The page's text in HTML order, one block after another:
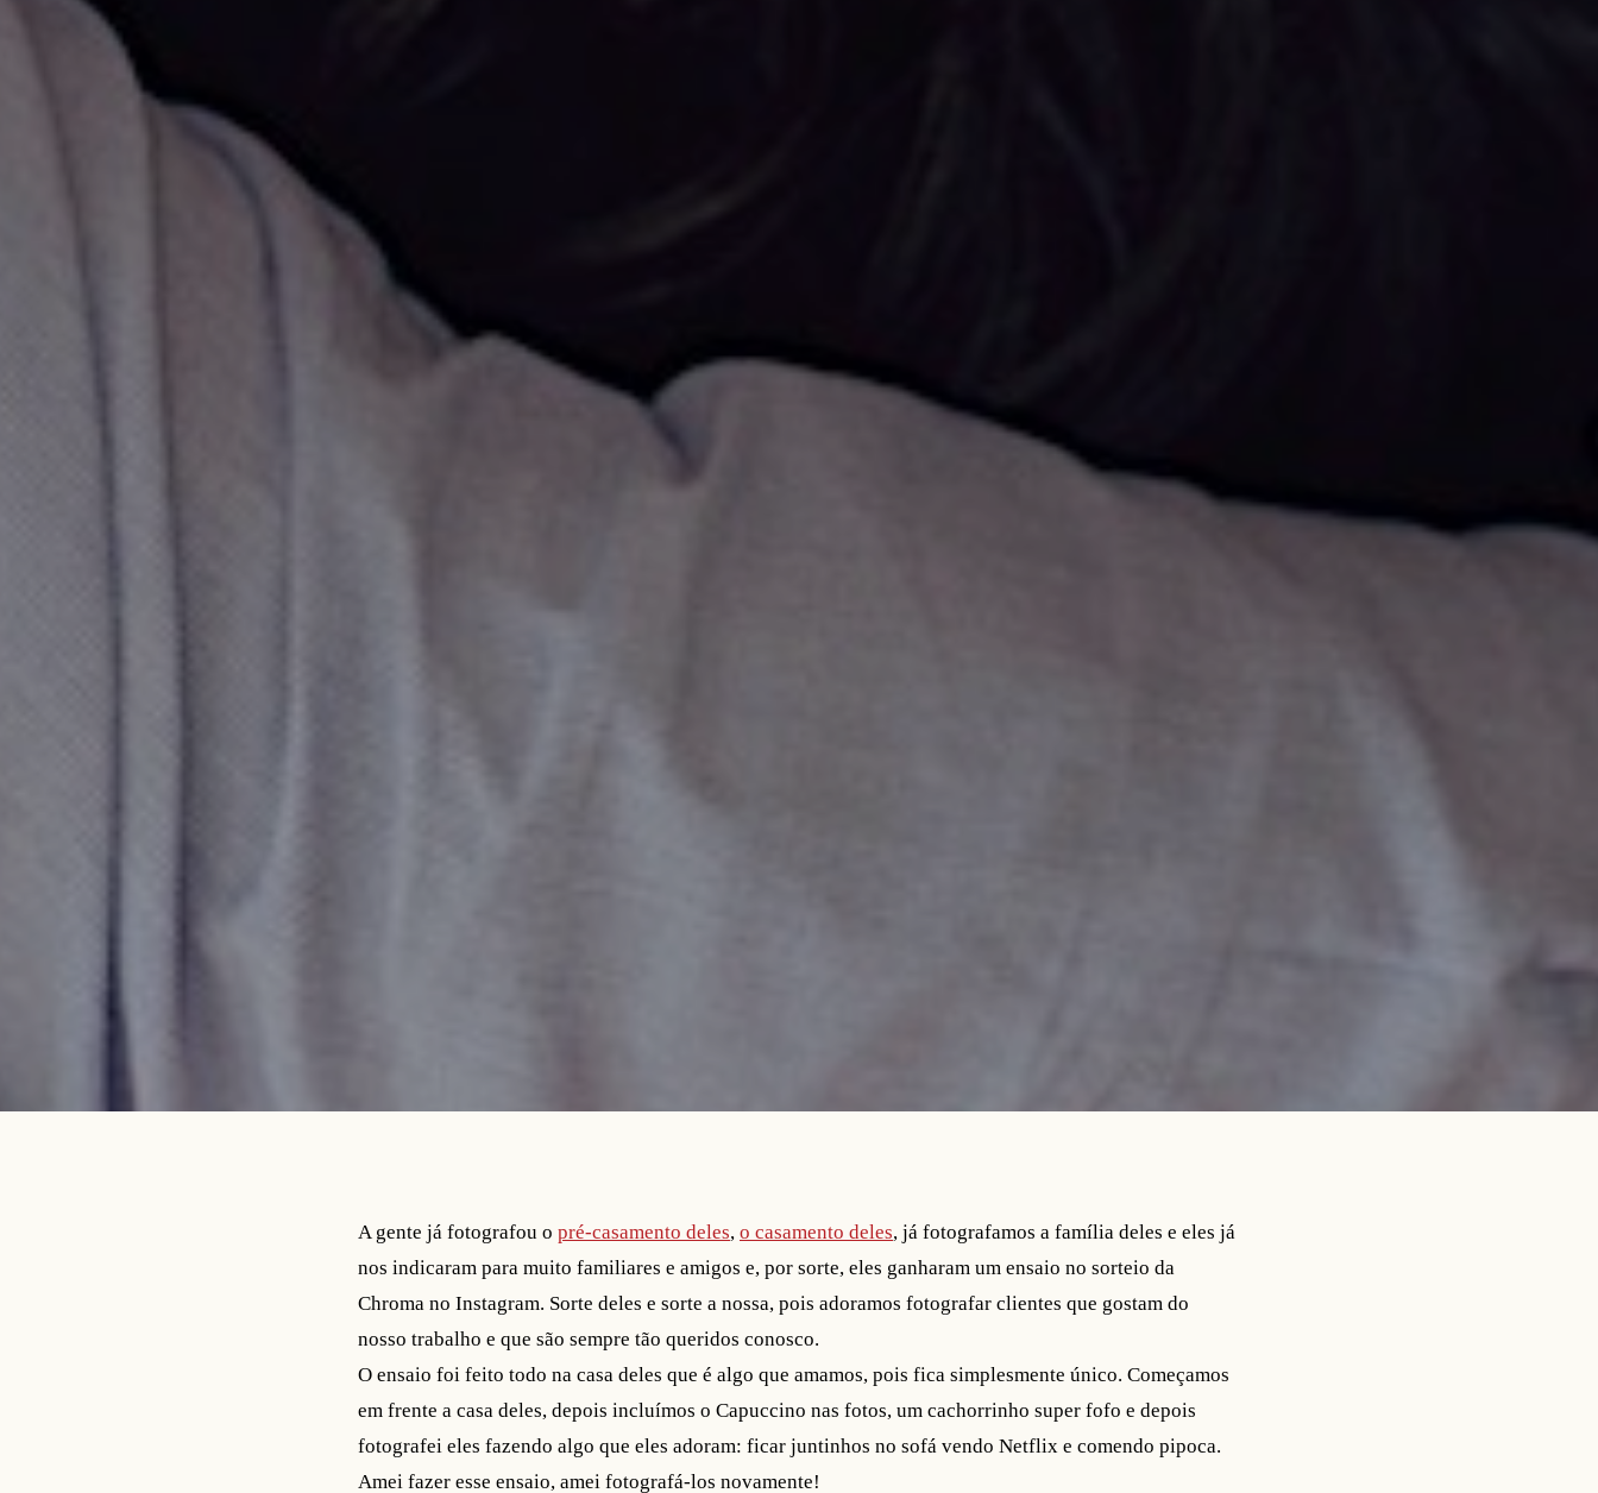
A gente já fotografou o pré-casamento deles, o casamento deles, já fotografamos a família deles e eles já
nos indicaram para muito familiares e amigos e, por sorte, eles ganharam um ensaio no sorteio da
Chroma no Instagram. Sorte deles e sorte a nossa, pois adoramos fotografar clientes que gostam do
nosso trabalho e que são sempre tão queridos conosco.
O ensaio foi feito todo na casa deles que é algo que amamos, pois fica simplesmente único. Começamos
em frente a casa deles, depois incluímos o Capuccino nas fotos, um cachorrinho super fofo e depois
fotografei eles fazendo algo que eles adoram: ficar juntinhos no sofá vendo Netflix e comendo pipoca.
Amei fazer esse ensaio, amei fotografá-los novamente!